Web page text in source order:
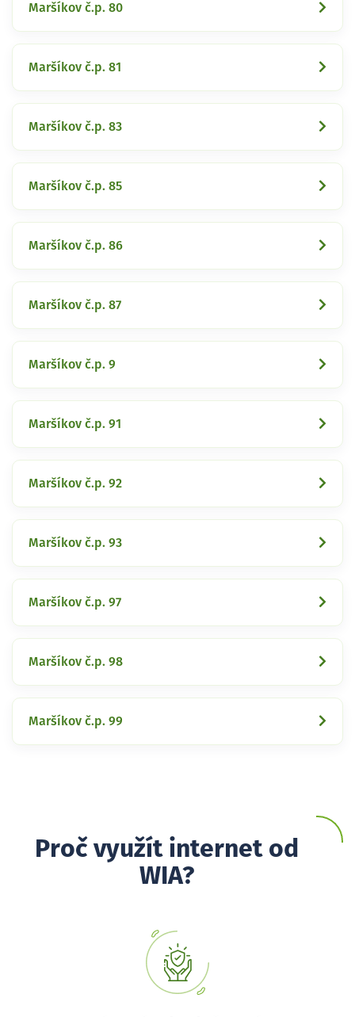
Maršíkov č.p. 80
Maršíkov č.p. 81
Maršíkov č.p. 83
Maršíkov č.p. 85
Maršíkov č.p. 86
Maršíkov č.p. 87
Maršíkov č.p. 9
Maršíkov č.p. 91
Maršíkov č.p. 92
Maršíkov č.p. 93
Maršíkov č.p. 97
Maršíkov č.p. 98
Maršíkov č.p. 99
Proč využít internet od
WIA?